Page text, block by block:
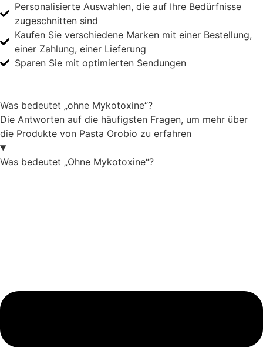
Personalisierte Auswahlen, die auf Ihre Bedürfnisse
zugeschnitten sind
Kaufen Sie verschiedene Marken mit einer Bestellung,
einer Zahlung, einer Lieferung
Sparen Sie mit optimierten Sendungen
Was bedeutet „ohne Mykotoxine“?
Die Antworten auf die häufigsten Fragen, um mehr über
die Produkte von Pasta Orobio zu erfahren
Was bedeutet „Ohne Mykotoxine“?